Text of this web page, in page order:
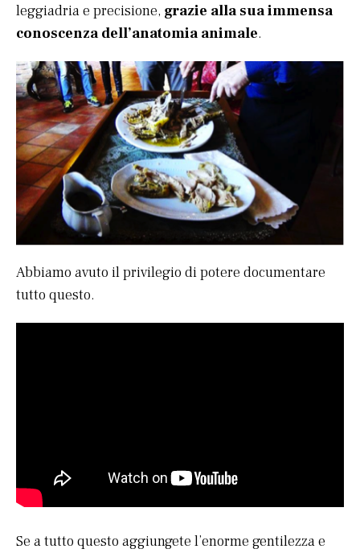
leggiadria e precisione, grazie alla sua immensa
conoscenza dell’anatomia animale.
Abbiamo avuto il privilegio di potere documentare
tutto questo.
Se a tutto questo aggiungete l’enorme gentilezza e